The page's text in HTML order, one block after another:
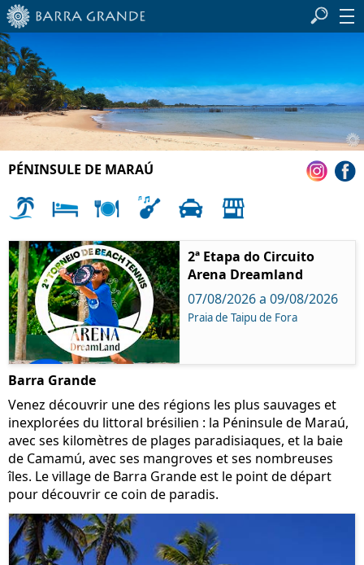
PÉNINSULE DE MARAÚ
2ª Etapa do Circuito
Arena Dreamland
07/08/2026 a 09/08/2026
Praia de Taipu de Fora
Barra Grande
Venez découvrir une des régions les plus sauvages et
inexplorées du littoral brésilien : la Péninsule de Maraú,
avec ses kilomètres de plages paradisiaques, et la baie
de Camamú, avec ses mangroves et ses nombreuses
îles. Le village de Barra Grande est le point de départ
pour découvrir ce coin de paradis.